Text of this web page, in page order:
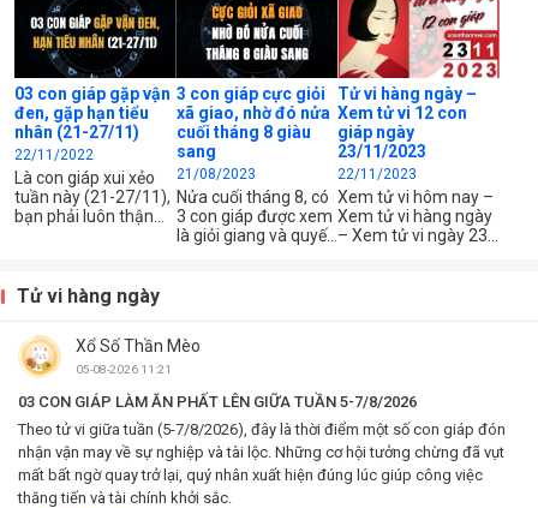
03 con giáp gặp vận
đen, gặp hạn tiểu
nhân (21-27/11)
22/11/2022
Là con giáp xui xẻo
tuần này (21-27/11),
bạn phải luôn thận
hại mình nhé!
3 con giáp cực giỏi
xã giao, nhờ đó nửa
cuối tháng 8 giàu
sang
21/08/2023
Nửa cuối tháng 8, có
3 con giáp được xem
là giỏi giang và quyết
Tử vi hàng ngày –
Xem tử vi 12 con
giáp ngày
23/11/2023
22/11/2023
Xem tử vi hôm nay –
Xem tử vi hàng ngày
– Xem tử vi ngày 23
và...
Tử vi hàng ngày
Xổ Số Thần Mèo
05-08-2026 11:21
03 CON GIÁP LÀM ĂN PHẤT LÊN GIỮA TUẦN 5-7/8/2026
Theo tử vi giữa tuần (5-7/8/2026), đây là thời điểm một số con giáp đón
nhận vận may về sự nghiệp và tài lộc. Những cơ hội tưởng chừng đã vụt
mất bất ngờ quay trở lại, quý nhân xuất hiện đúng lúc giúp công việc
thăng tiến và tài chính khởi sắc.